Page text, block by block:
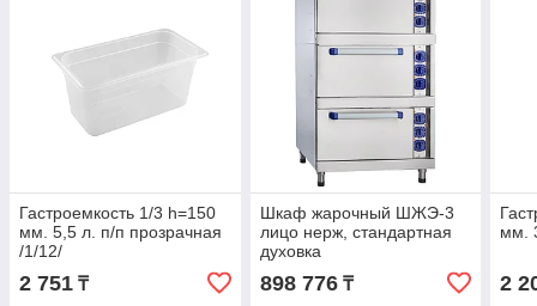
Гастроемкость 1/3 h=150
мм. 5,5 л. п/п прозрачная
/1/12/
2 751 ₸
Шкаф жарочный ШЖЭ-3
лицо нерж, стандартная
духовка
898 776₸
мм.
2